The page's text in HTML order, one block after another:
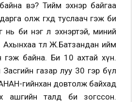
вэ? Тийм эхнэр байгаа
олж өгөхөд туслаач гэж би
нь би нэг л эхнэртэй, миний
төлөө Ж.Батзандан ийм
гэж байна. Би 10 ахтай хүн.
газар луу 30 гэр бүл
гийнхан довтолж байхад
ашгийн талд би зогссон.